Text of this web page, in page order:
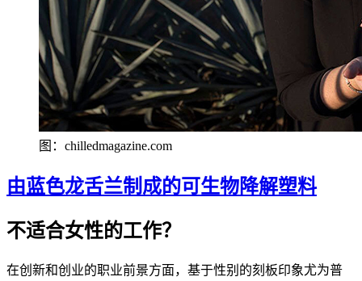
图：chilledmagazine.com
由蓝色龙舌兰制成的可生物降解塑料
不适合女性的工作？
在创新和创业的职业前景方面，基于性别的刻板印象尤为普